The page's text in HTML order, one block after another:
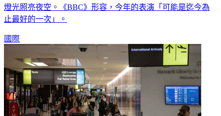
燈光照亮夜空。《BBC》形容，今年的表演「可能是迄今為
止最好的一次」。
國際